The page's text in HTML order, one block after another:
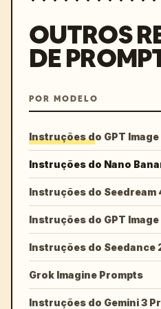
OUTROS
DE
POR MODELO
Instruções do GPT Image
Instruções do Nano
Instruções do Seedream
Instruções do GPT Image
Instruções do Seedance
Grok Imagine Prompts
Instruções do Gemini 3